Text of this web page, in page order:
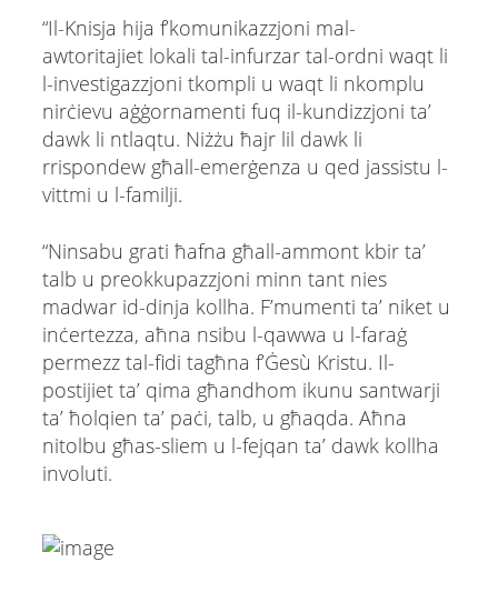
“Il-Knisja hija f’komunikazzjoni mal-
awtoritajiet lokali tal-infurzar tal-ordni waqt li
l-investigazzjoni tkompli u waqt li nkomplu
nirċievu aġġornamenti fuq il-kundizzjoni ta’
dawk li ntlaqtu. Niżżu ħajr lil dawk li
rrispondew għall-emerġenza u qed jassistu l-
vittmi u l-familji.
“Ninsabu grati ħafna għall-ammont kbir ta’
talb u preokkupazzjoni minn tant nies
madwar id-dinja kollha. F’mumenti ta’ niket u
inċertezza, aħna nsibu l-qawwa u l-faraġ
permezz tal-fidi tagħna f’Ġesù Kristu. Il-
postijiet ta’ qima għandhom ikunu santwarji
ta’ ħolqien ta’ paċi, talb, u għaqda. Aħna
nitolbu għas-sliem u l-fejqan ta’ dawk kollha
involuti.